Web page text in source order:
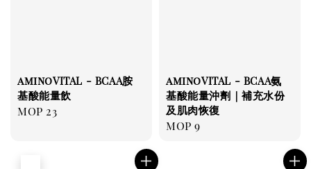
aminoVITAL - BCAA胺
基酸能量飲
Regular
MOP 23
aminoVITAL - BCAA氨
基酸能量沖劑｜補充水份
及肌肉恢復
Regular
MOP 9